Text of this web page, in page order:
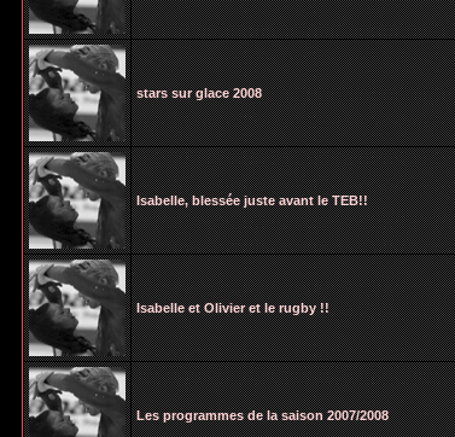
stars sur glace 2008
Isabelle, blessée juste avant le TEB!!
Isabelle et Olivier et le rugby !!
Les programmes de la saison 2007/2008